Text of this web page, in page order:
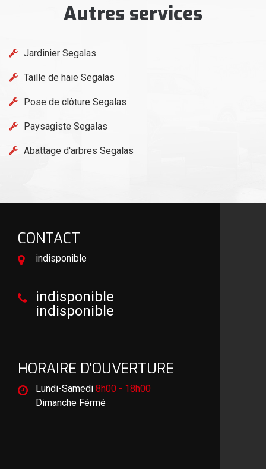
Autres services
Jardinier Segalas
Taille de haie Segalas
Pose de clôture Segalas
Paysagiste Segalas
Abattage d'arbres Segalas
CONTACT
indisponible
indisponible
indisponible
HORAIRE D'OUVERTURE
Lundi-Samedi 8h00 - 18h00
Dimanche Férmé